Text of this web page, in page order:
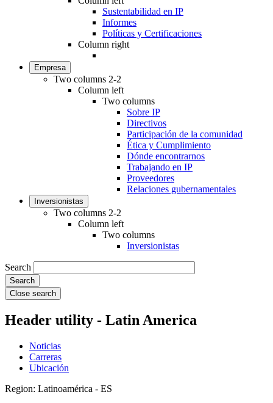
Sustentabilidad en IP
Informes
Políticas y Certificaciones
Column right
Empresa
Two columns 2-2
Column left
Two columns
Sobre IP
Directivos
Participación de la comunidad
Ética y Cumplimiento
Dónde encontrarnos
Trabajando en IP
Proveedores
Relaciones gubernamentales
Inversionistas
Two columns 2-2
Column left
Two columns
Inversionistas
Search
Close search
Header utility - Latin America
Noticias
Carreras
Ubicación
Region: Latinoamérica - ES